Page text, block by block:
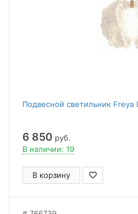
Подвесной светильник Freya
6 850 руб.
В наличии: 19
В корзину